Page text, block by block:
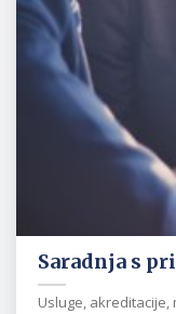
Saradnja s
Usluge, akreditacije,